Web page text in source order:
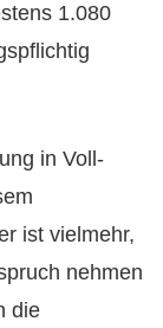
1.080
in Voll-
ist vielmehr,
nehmen
die